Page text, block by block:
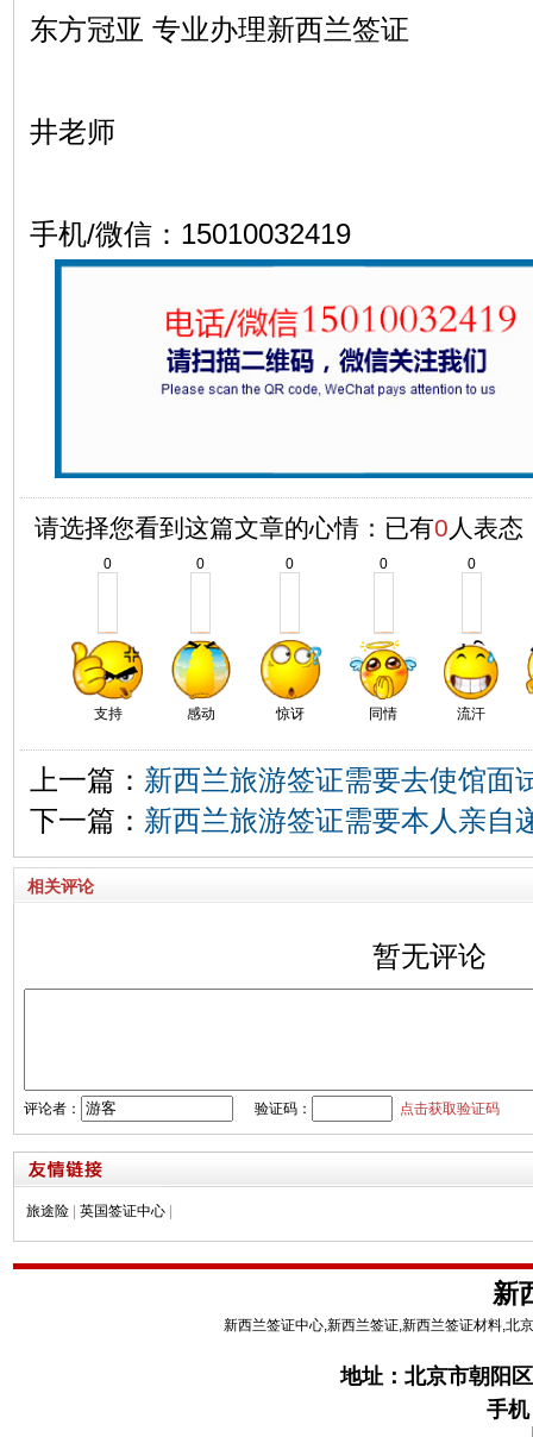
东方冠亚 专业办理新西兰签证
井老师
手机/微信：15010032419
请选择您看到这篇文章的心情：已有0 人表态
0
支持
0
感动
0
惊讶
0
同情
0
流汗
上一篇： 新西兰旅游签证需要去使馆面
下一篇： 新西兰旅游签证需要本人亲自
相关评论
暂无评论
评论者： 验证码： 点击获取验证码
旅途险 英国签证中心
新
新西兰签证中心,新西兰签证,新西兰签证材料,北
地址： 北京市朝阳
手